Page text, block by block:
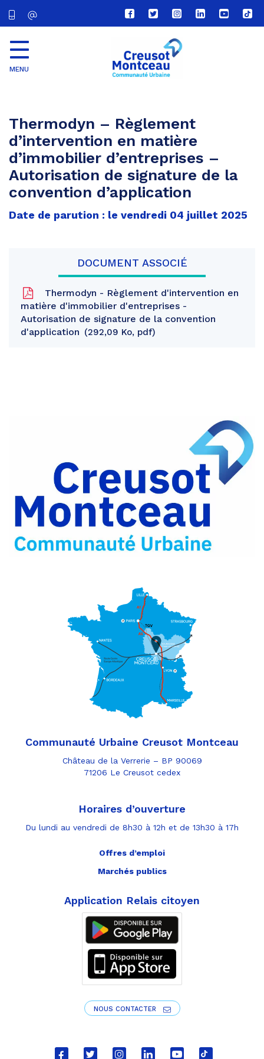
Lien
vers
compte
Facebook
Lien
vers
compte
Twitter
Lien
vers
le
compte
Lien
vers
Lien
vers
Lien
vers
MENU
Thermodyn – Règlement
d’intervention en matière
d’immobilier d’entreprises –
Autorisation de signature de la
convention d’application
Date de parution : le vendredi 04 juillet 2025
DOCUMENT ASSOCIÉ
Thermodyn - Règlement d'intervention en
matière d'immobilier d'entreprises -
Autorisation de signature de la convention
d'application
292,09 Ko, pdf
Facebook
Partager
Twitter
Partager
par
e-
mail
Communauté Urbaine Creusot Montceau
Château de la Verrerie – BP 90069
71206 Le Creusot cedex
Horaires d’ouverture
Du lundi au vendredi de 8h30 à 12h et de 13h30 à 17h
Offres d’emploi
Marchés publics
Application Relais citoyen
NOUS CONTACTER